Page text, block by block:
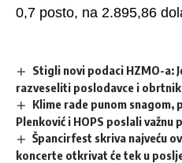
0,7 posto, na 2.895,86
Stigli novi podaci HZMO-a:
razveseliti poslodavce i
Klime rade punom
Plenković i HOPS poslali važnu
Špancirfest skriva najveću
koncerte otkrivat će tek u